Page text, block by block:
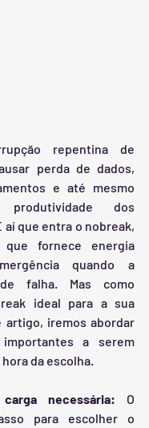
repentina de
perda de dados,
e até mesmo
dos
aí que entra o nobreak,
fornece energia
quando a
falha. Mas como
ideal para a sua
artigo, iremos abordar
a serem
da escolha.
necessária: O
para escolher o